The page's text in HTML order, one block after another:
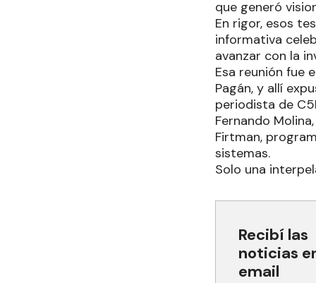
que generó
En rigor, esos
informativa
avanzar con la
Esa reunión fue
Pagán, y allí
periodista de
Fernando
Firtman,
sistemas.
Solo una
Recibí las
noticias
email